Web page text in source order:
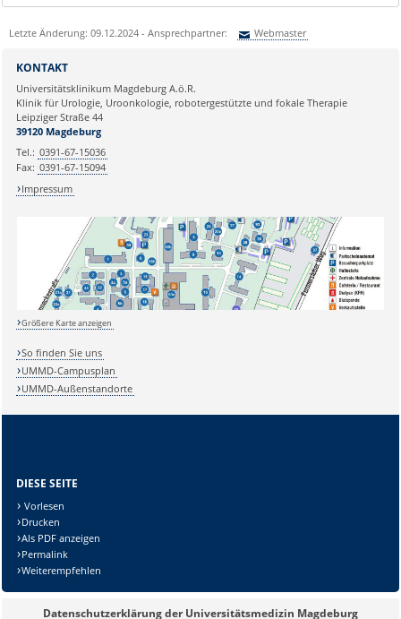
Letzte Änderung: 09.12.2024 - Ansprechpartner: Webmaster
Ihre E-Mailadresse:
Ihr Anliegen:
Lösung:
KONTAKT
Universitätsklinikum Magdeburg A.ö.R.
Klinik für Urologie, Uroonkologie, robotergestützte und fokale Therapie
Leipziger Straße 44
39120 Magdeburg
Tel.: 0391-67-15036
Fax: 0391-67-15094
Impressum
Größere Karte anzeigen
So finden Sie uns
UMMD-Campusplan
UMMD-Außenstandorte
DIESE SEITE
Vorlesen
Drucken
Als PDF anzeigen
Permalink
Weiterempfehlen
Datenschutzerklärung der Universitätsmedizin Magdeburg